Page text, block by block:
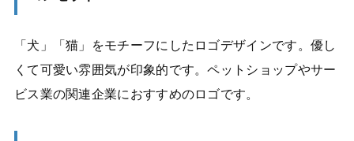
「犬」「猫」をモチーフにしたロゴデザインです。優し
くて可愛い雰囲気が印象的です。ペットショップやサー
ビス業の関連企業におすすめのロゴです。